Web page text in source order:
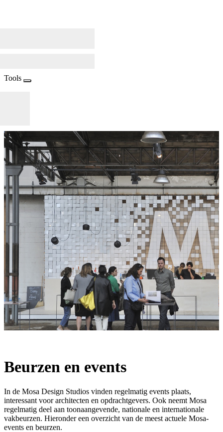
Tools
Beurzen en events
In de Mosa Design Studios vinden regelmatig events plaats,
interessant voor architecten en opdrachtgevers. Ook neemt Mosa
regelmatig deel aan toonaangevende, nationale en internationale
vakbeurzen. Hieronder een overzicht van de meest actuele Mosa-
events en beurzen.